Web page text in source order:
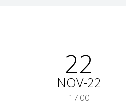
22
NOV-22
17:00